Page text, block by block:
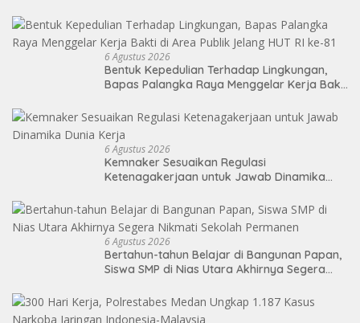
6 Agustus 2026
Bentuk Kepedulian Terhadap Lingkungan,
Bapas Palangka Raya Menggelar Kerja Bakti
6 Agustus 2026
Kemnaker Sesuaikan Regulasi
Ketenagakerjaan untuk Jawab Dinamika
6 Agustus 2026
Bertahun-tahun Belajar di Bangunan Papan,
Siswa SMP di Nias Utara Akhirnya Segera